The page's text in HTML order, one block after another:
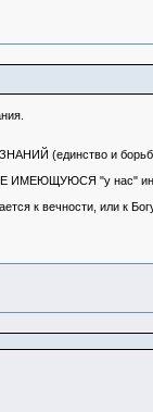
(единство и
"у нас"
к вечности, или к